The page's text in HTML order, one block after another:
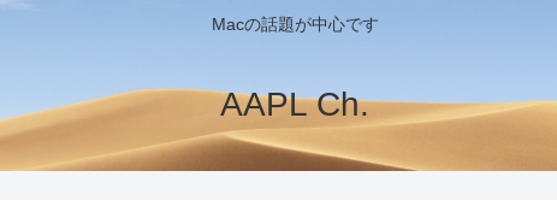
Macの話題が中心です
AAPL Ch.